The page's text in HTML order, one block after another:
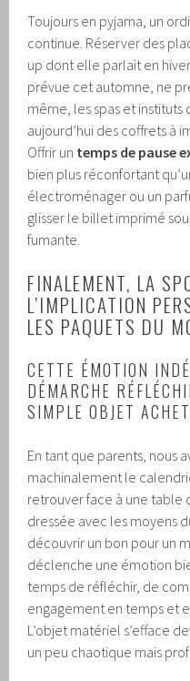
Toujours en pyjama, un
continue. Réserver des
up dont elle parlait en
prévue cet automne, ne
même, les spas et
aujourd’hui des coffrets à
Offrir un temps de pause
bien plus réconfortant
électroménager ou un
glisser le billet imprimé
fumante.
FINALEMENT, LA
L’IMPLICATION
LES PAQUETS DU
CETTE ÉMOTION
DÉMARCHE
SIMPLE OBJET
En tant que parents, nous
machinalement le
retrouver face à une
dressée avec les moyens
découvrir un bon pour un
déclenche une émotion
temps de réfléchir, de
engagement en temps et
L’objet matériel s’efface
un peu chaotique mais